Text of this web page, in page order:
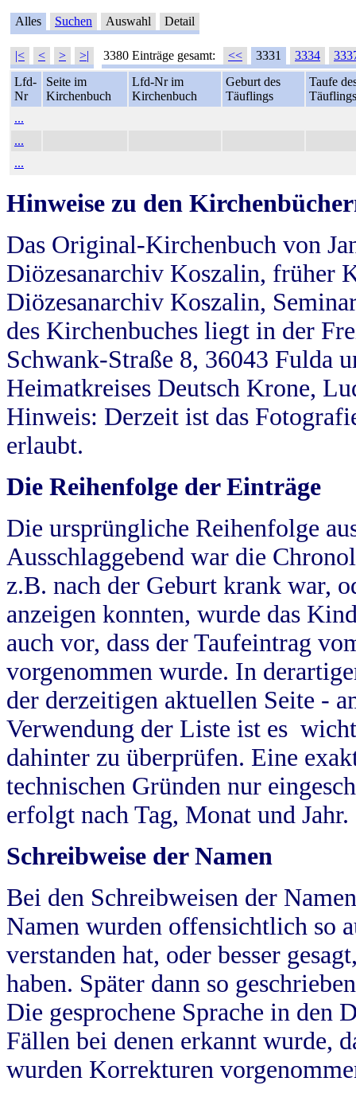
Alles Suchen Auswahl Detail
|< < > >| 3380 Einträge gesamt: << 3331 3334
Lfd-
Nr
Seite im
Kirchenbuch
Lfd-Nr im
Kirchenbuch
Geburt des
Täuflings
Taufe
Täuflings
...
...
...
Hinweise zu den
Das Original-Kirchenbuch von
Diözesanarchiv Koszalin, früher
Diözesanarchiv Koszalin,
des Kirchenbuches liegt in der
Schwank-Straße 8, 36043 Fulda
Heimatkreises Deutsch Krone,
Hinweis: Derzeit ist das
erlaubt.
Die Reihenfolge der Einträge
Die ursprüngliche Reihenfolge
Ausschlaggebend war die
z.B. nach der Geburt krank war,
anzeigen konnten, wurde das
auch vor, dass der Taufeintrag
vorgenommen wurde. In
der derzeitigen aktuellen Seite -
Verwendung der Liste ist es
dahinter zu überprüfen. Eine
technischen Gründen nur
erfolgt nach Tag, Monat und Jahr.
Schreibweise der Namen
Bei den Schreibweisen der
Namen wurden offensichtlich so
verstanden hat, oder besser
haben. Später dann so
Die gesprochene Sprache in
Fällen bei denen erkannt wurde,
wurden Korrekturen